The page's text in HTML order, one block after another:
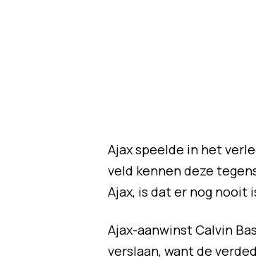
Ajax speelde in het
veld kennen deze
Ajax, is dat er nog nooit
Ajax-aanwinst Calvin
verslaan, want de